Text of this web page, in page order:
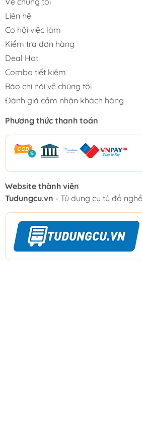
Liên hệ
Cơ hội việc làm
Kiểm tra đơn hàng
Deal Hot
Combo tiết kiệm
Báo chí nói về chúng tôi
Đánh giá cảm nhận khách hàng
Phương thức thanh toán
Website thành viên
Tudungcu.vn - Tủ dụng cụ tủ đồ